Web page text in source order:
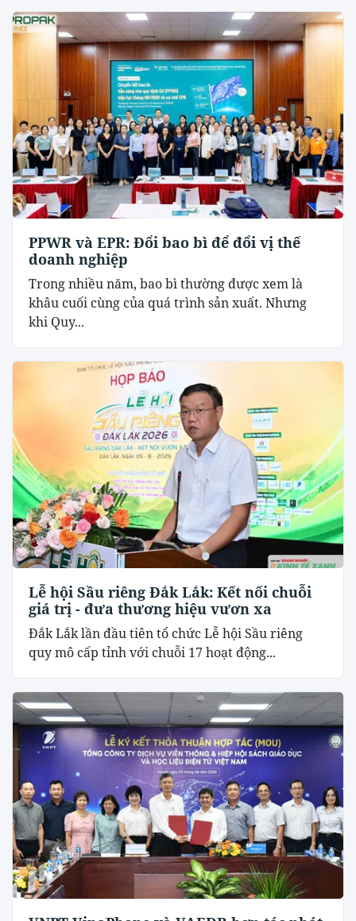
PPWR và EPR: Đổi bao bì để đổi vị thế
doanh nghiệp
Trong nhiều năm, bao bì thường được xem là
khâu cuối cùng của quá trình sản xuất. Nhưng
khi Quy...
Lễ hội Sầu riêng Đắk Lắk: Kết nối chuỗi
giá trị - đưa thương hiệu vươn xa
Đắk Lắk lần đầu tiên tổ chức Lễ hội Sầu riêng
quy mô cấp tỉnh với chuỗi 17 hoạt động...